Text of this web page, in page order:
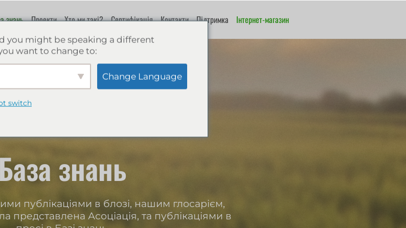
знань Проекти Хто ми такі? Сертифікація Контакти Підтримка Інтернет-магазин
знань
публікаціями в блозі, нашим глосарієм,
представлена Асоціація, та публікаціями в
you might be speaking a different
want to change to:
Change Language
switch